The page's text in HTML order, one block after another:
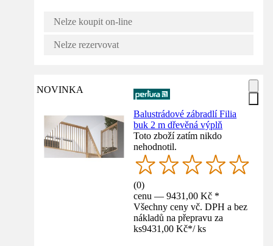
Nelze koupit on-line
Nelze rezervovat
NOVINKA
Balustrádové zábradlí Filia
buk 2 m dřevěná výplň
Toto zboží zatím nikdo
nehodnotil.
(0)
cenu — 9431,00 Kč *
Všechny ceny vč. DPH a bez
nákladů na přepravu za
ks9431,00 Kč*/ ks